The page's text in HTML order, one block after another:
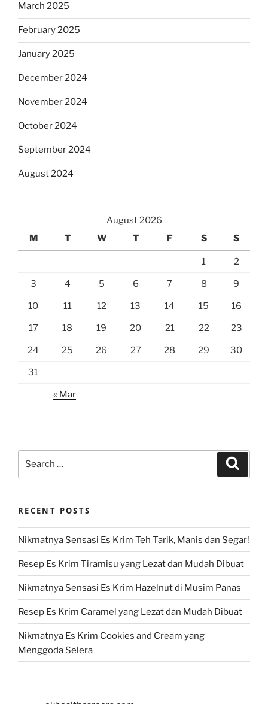
March 2025
February 2025
January 2025
December 2024
November 2024
October 2024
September 2024
August 2024
August 2026
M
T W T F S S
1 2
3 4 5 6 7 8 9
10 11 12 13 14 15 16
17 18 19 20 21 22 23
24 25 26 27 28 29 30
31
« Mar
RECENT POSTS
Nikmatnya Sensasi Es Krim Teh Tarik, Manis dan Segar!
Resep Es Krim Tiramisu yang Lezat dan Mudah Dibuat
Nikmatnya Sensasi Es Krim Hazelnut di Musim Panas
Resep Es Krim Caramel yang Lezat dan Mudah Dibuat
Nikmatnya Es Krim Cookies and Cream yang
Menggoda Selera